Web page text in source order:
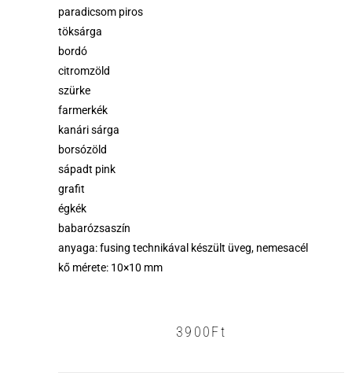
paradicsom piros
töksárga
bordó
citromzöld
szürke
farmerkék
kanári sárga
borsózöld
sápadt pink
grafit
égkék
babarózsaszín
anyaga: fusing technikával készült üveg, nemesacél
kő mérete: 10×10 mm
3900Ft